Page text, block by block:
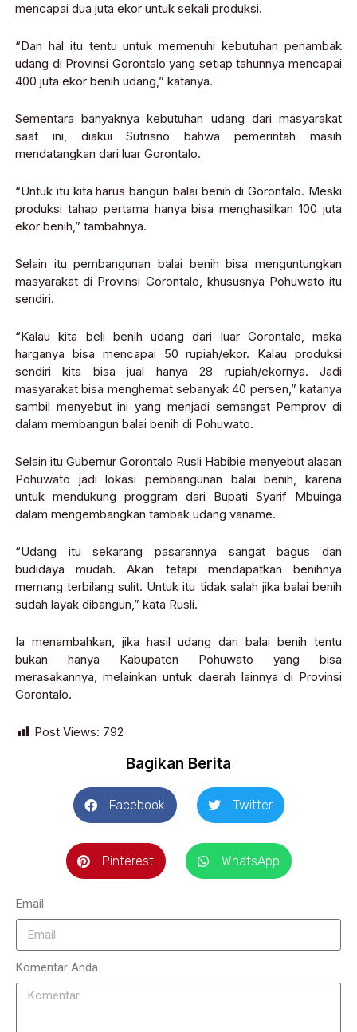
mencapai dua juta ekor untuk sekali produksi.
“Dan hal itu tentu untuk memenuhi kebutuhan penambak
udang di Provinsi Gorontalo yang setiap tahunnya mencapai
400 juta ekor benih udang,” katanya.
Sementara banyaknya kebutuhan udang dari masyarakat
saat ini, diakui Sutrisno bahwa pemerintah masih
mendatangkan dari luar Gorontalo.
“Untuk itu kita harus bangun balai benih di Gorontalo. Meski
produksi tahap pertama hanya bisa menghasilkan 100 juta
ekor benih,” tambahnya.
Selain itu pembangunan balai benih bisa menguntungkan
masyarakat di Provinsi Gorontalo, khususnya Pohuwato itu
sendiri.
“Kalau kita beli benih udang dari luar Gorontalo, maka
harganya bisa mencapai 50 rupiah/ekor. Kalau produksi
sendiri kita bisa jual hanya 28 rupiah/ekornya. Jadi
masyarakat bisa menghemat sebanyak 40 persen,” katanya
sambil menyebut ini yang menjadi semangat Pemprov di
dalam membangun balai benih di Pohuwato.
Selain itu Gubernur Gorontalo Rusli Habibie menyebut alasan
Pohuwato jadi lokasi pembangunan balai benih, karena
untuk mendukung proggram dari Bupati Syarif Mbuinga
dalam mengembangkan tambak udang vaname.
“Udang itu sekarang pasarannya sangat bagus dan
budidaya mudah. Akan tetapi mendapatkan benihnya
memang terbilang sulit. Untuk itu tidak salah jika balai benih
sudah layak dibangun,” kata Rusli.
Ia menambahkan, jika hasil udang dari balai benih tentu
bukan hanya Kabupaten Pohuwato yang bisa
merasakannya, melainkan untuk daerah lainnya di Provinsi
Gorontalo.
Post Views: 792
Bagikan Berita
Facebook Twitter
Pinterest WhatsApp
Email
Komentar Anda